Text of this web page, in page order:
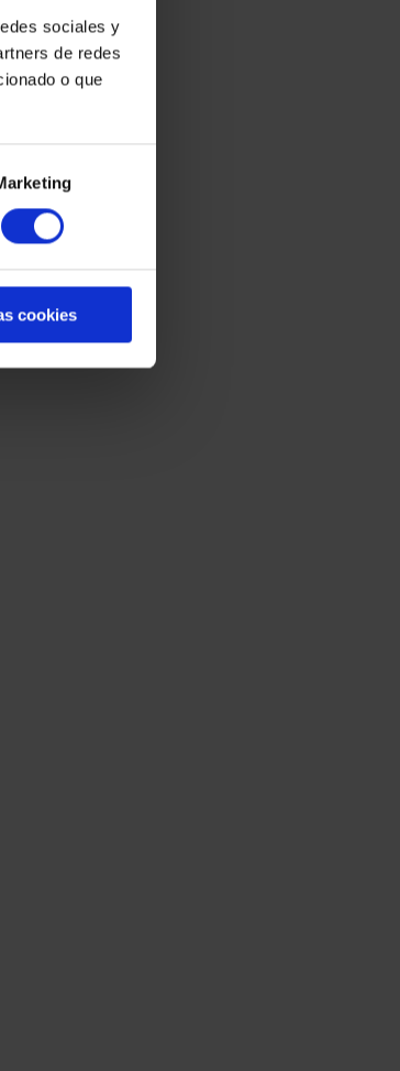
sociales y
de redes
o que
cookies